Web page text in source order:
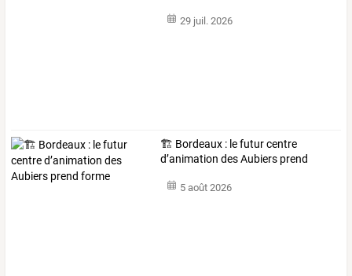
29 juil. 2026
🏗️ Bordeaux : le futur centre
d’animation des Aubiers prend
5 août 2026